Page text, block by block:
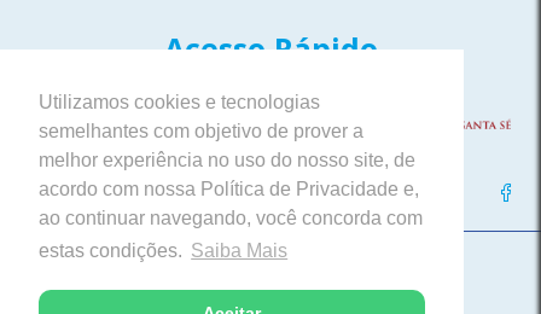
Utilizamos cookies e tecnologias
semelhantes com objetivo de prover a
melhor experiência no uso do nosso site, de
acordo com nossa Política de Privacidade e,
ao continuar navegando, você concorda com
estas condições. Saiba Mais
Acesso Rápido
Siga nossas Redes Sociais
Paróquia Nossa Senhora da Saúde
Itabira, Minas Gerais